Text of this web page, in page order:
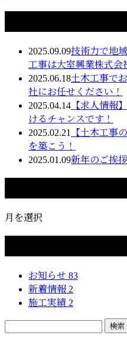
2025.09.09技術力で地
工事は大室興業株式会
2025.06.18土木工事で
社にお任せください！
2025.04.14 【求人情報
けるチャンスです！
2025.02.21
【土木工事
を築こう！
2025.01.09新年のご挨拶
月を選択
お知らせ 83
新着情報 2
施工実績 2